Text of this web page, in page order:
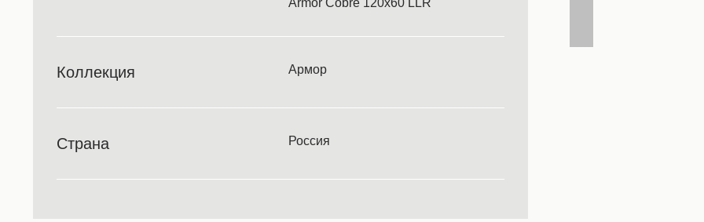
Armor Cobre 120x60 LLR
Коллекция Армор
Страна Россия